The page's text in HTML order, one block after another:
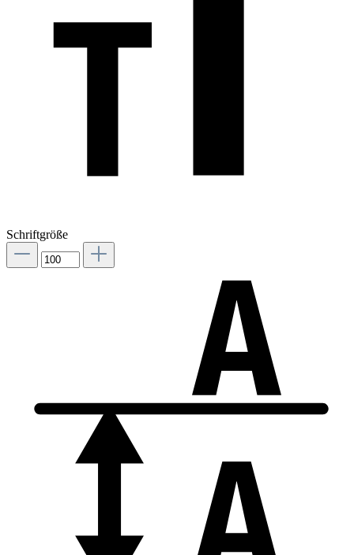
Schriftgröße